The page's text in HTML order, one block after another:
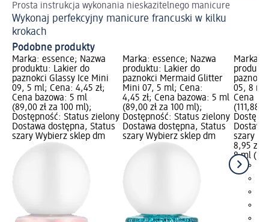
Prosta instrukcja wykonania nieskazitelnego manicure
Wykonaj perfekcyjny manicure francuski w kilku
krokach
Podobne produkty
Marka: essence; Nazwa
produktu: Lakier do
paznokci Glassy Ice Mini
09, 5 ml; Cena: 4,45 zł;
Cena bazowa: 5 ml
(89,00 zł za 100 ml);
Dostępność: Status zielony
Dostawa dostępna, Status
szary Wybierz sklep dm
Marka: essence; Nazwa
produktu: Lakier do
paznokci Mermaid Glitter
Mini 07, 5 ml; Cena:
4,45 zł; Cena bazowa: 5 ml
(89,00 zł za 100 ml);
Dostępność: Status zielony
Dostawa dostępna, Status
szary Wybierz sklep dm
Marka:
05, 8
Cena
(111,88
szary
8,95 zł
8 ml